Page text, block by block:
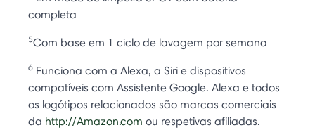
completa
5Com base em 1 ciclo de lavagem por semana
6 Funciona com a Alexa, a Siri e dispositivos
compatíveis com Assistente Google. Alexa e todos
os logótipos relacionados são marcas comerciais
da http://Amazon.com ou respetivas afiliadas.